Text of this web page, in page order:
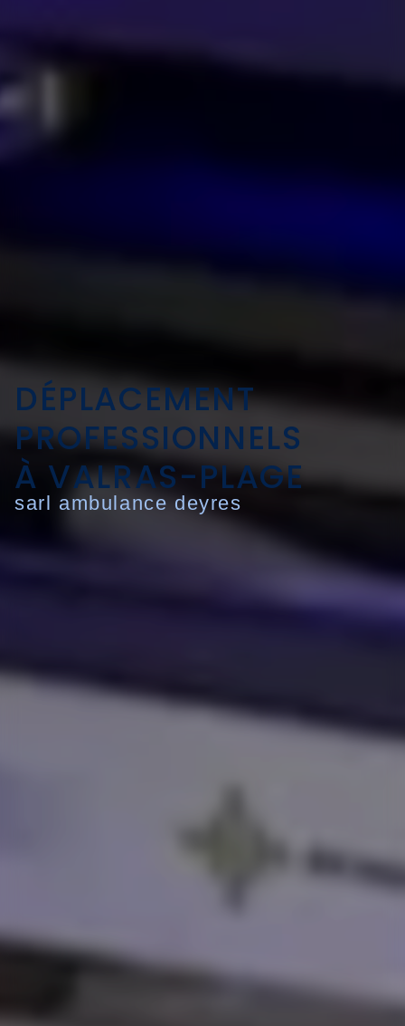
DÉPLACEMENT
PROFESSIONNELS
À VALRAS-PLAGE
sarl ambulance deyres